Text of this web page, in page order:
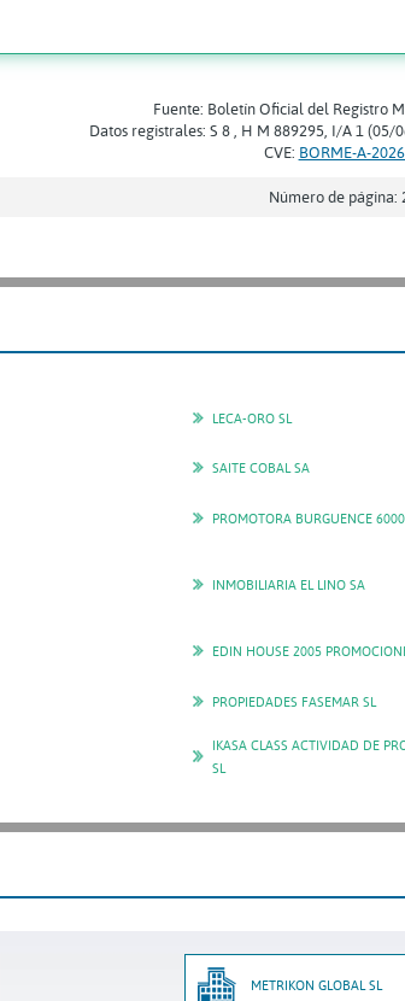
Fuente: Boletín Oficial del Registro
Datos registrales: S 8 , H M 889295, I/A 1 (05/
CVE: BORME-A-
Número de página:
LECA-ORO SL
SAITE COBAL SA
PROMOTORA BURGUENCE
INMOBILIARIA EL LINO SA
EDIN HOUSE 2005
PROPIEDADES FASEMAR SL
IKASA CLASS ACTIVIDAD DE
SL
METRIKON GLOBAL SL